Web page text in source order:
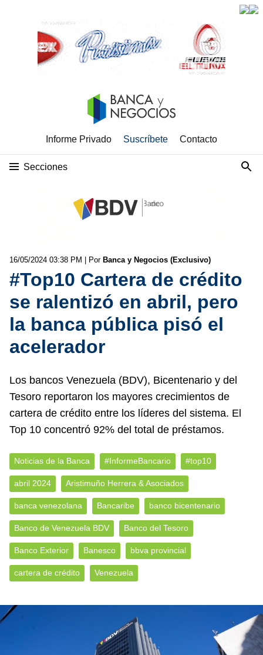
Informe Privado Suscríbete Contacto
Secciones
16/05/2024 03:38 PM | Por Banca y Negocios (Exclusivo)
#Top10 Cartera de crédito
se ralentizó en abril, pero
la banca pública pisó el
acelerador
Los bancos Venezuela (BDV), Bicentenario y del
Tesoro reportaron los mayores crecimientos de
cartera de crédito entre los líderes del sistema. El
Top 10 concentró 92% del total de préstamos.
Noticias de la Banca #InformeBancario #top10
abril 2024 Aristimuño Herrera & Asociados
banca venezolana Bancaribe banco bicentenario
Banco de Venezuela BDV Banco del Tesoro
Banco Exterior Banesco bbva provincial
cartera de crédito Venezuela